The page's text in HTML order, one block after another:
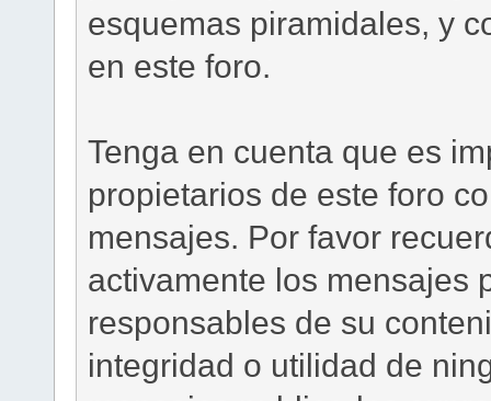
esquemas piramidales, y
en este foro.
Tenga en cuenta que es
propietarios de este foro
mensajes. Por favor
activamente los mensajes
responsables de su
integridad o utilidad de